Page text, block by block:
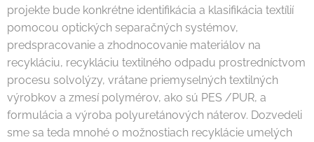
projekte bude konkrétne identifikácia a klasifikácia textílií
pomocou optických separačných systémov,
predspracovanie a zhodnocovanie materiálov na
recykláciu, recykláciu textilného odpadu prostredníctvom
procesu solvolýzy, vrátane priemyselných textilných
výrobkov a zmesí polymérov, ako sú PES /PUR, a
formulácia a výroba polyuretánových náterov. Dozvedeli
sme sa teda mnohé o možnostiach recyklácie umelých